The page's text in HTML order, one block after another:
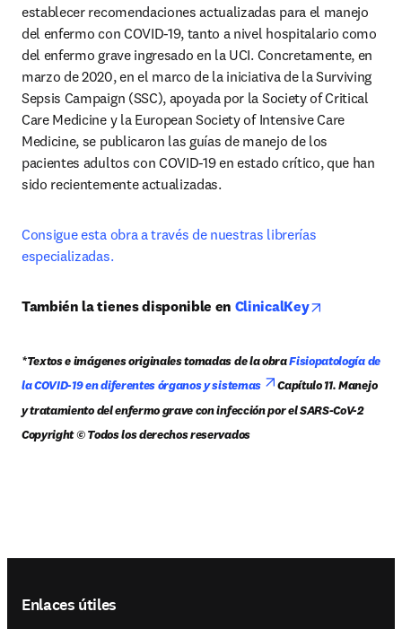
establecer recomendaciones actualizadas para el manejo
del enfermo con COVID-19, tanto a nivel hospitalario como
del enfermo grave ingresado en la UCI. Concretamente, en
marzo de 2020, en el marco de la iniciativa de la Surviving
Sepsis Campaign (SSC), apoyada por la Society of Critical
Care Medicine y la European Society of Intensive Care
Medicine, se publicaron las guías de manejo de los
pacientes adultos con COVID-19 en estado crítico, que han
sido recientemente actualizadas.
Consigue esta obra a través de nuestras librerías
especializadas.
También la tienes disponible en ClinicalKey
*Textos e imágenes originales tomadas de la obra Fisiopatología de
la COVID-19 en diferentes órganos y sistemas
opens in new tab/
Capítulo 11. Manejo
y tratamiento del enfermo grave con infección por el SARS-CoV-2
Copyright © Todos los derechos reservados
Enlaces útiles